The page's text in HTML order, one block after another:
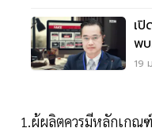
เ
พ
19
1.ผู้ผลิตควรมีหลักเกณ